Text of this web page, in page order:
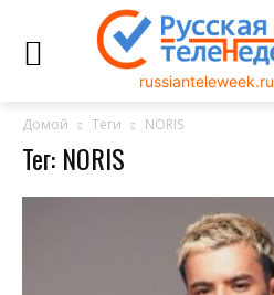
russianteleweek.ru
Домой Теги NORIS
Тег: NORIS